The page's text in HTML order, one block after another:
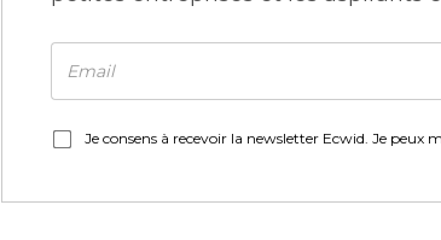
Je consens à recevoir la newsletter Ecwid. Je peux